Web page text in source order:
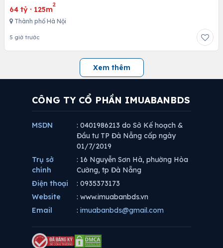
64 tỷ · 125m
2
Thành phố Hà Nội
5 giờ trước
Xem thêm
CÔNG TY CỔ PHẦN IMUABANBDS
MSDN
: 0401986213 do Sở Kế hoạch &
Đầu tư TP Đà Nẵng cấp ngày
01/7/2019
Trụ sở
chính
: 16 Nguyễn Sơn Hà, phường Hòa
Cường, tp Đà Nẵng
Điện thoại
: 0935373173
Website
: www.imuabanbds.vn
Email
: imuabanbds@gmail.com